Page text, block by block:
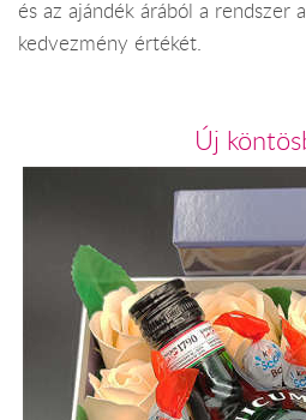
és az ajándék árából a rendszer
kedvezmény értékét.
Új